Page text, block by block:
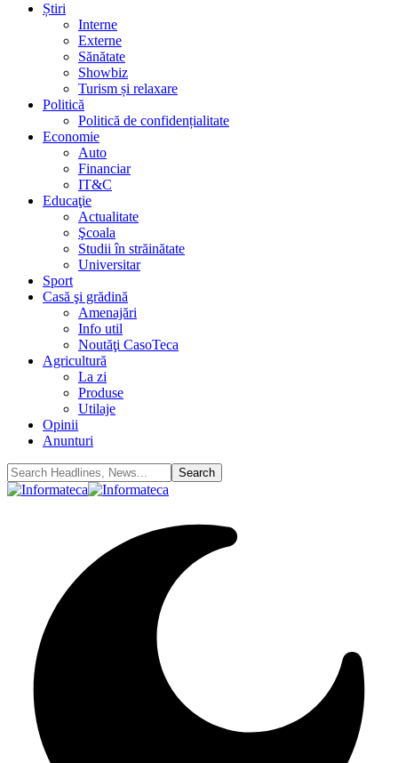
Știri
Interne
Externe
Sănătate
Showbiz
Turism și relaxare
Politică
Politică de confidențialitate
Economie
Auto
Financiar
IT&C
Educaţie
Actualitate
Şcoala
Studii în străinătate
Universitar
Sport
Casă şi grădină
Amenajări
Info util
Noutăţi CasoTeca
Agricultură
La zi
Produse
Utilaje
Opinii
Anunturi